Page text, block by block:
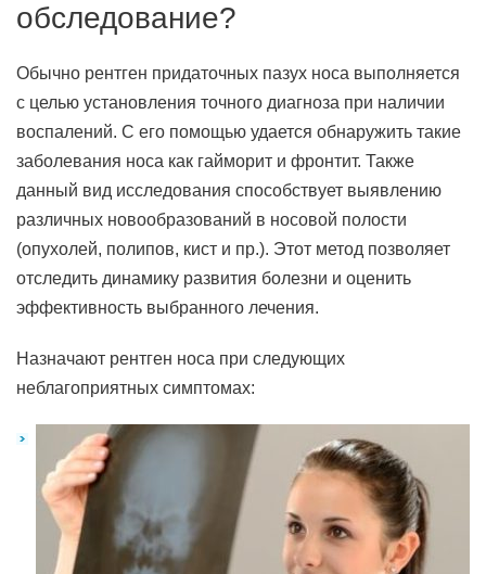
обследование?
Обычно рентген придаточных пазух носа выполняется
с целью установления точного диагноза при наличии
воспалений. С его помощью удается обнаружить такие
заболевания носа как гайморит и фронтит. Также
данный вид исследования способствует выявлению
различных новообразований в носовой полости
(опухолей, полипов, кист и пр.). Этот метод позволяет
отследить динамику развития болезни и оценить
эффективность выбранного лечения.
Назначают рентген носа при следующих
неблагоприятных симптомах: